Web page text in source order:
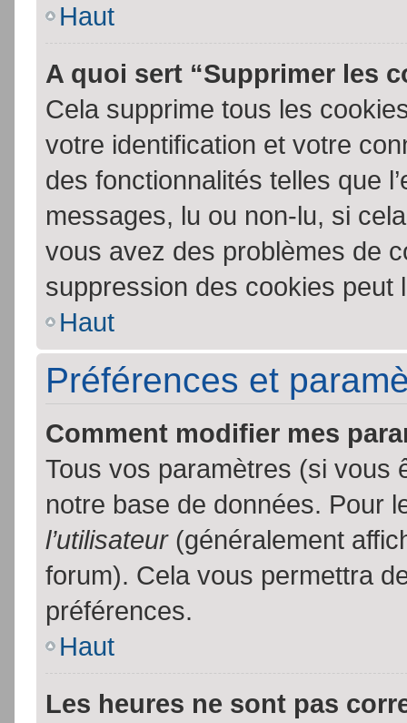
Haut
A quoi sert “Supprimer les
Cela supprime tous les
votre identification et votre
des fonctionnalités telles que
messages, lu ou non-lu, si
vous avez des problèmes de
suppression des cookies peut
Haut
Préférences et
Comment modifier mes
Tous vos paramètres (si vous
notre base de données. Pour
l’utilisateur(généralement
forum). Cela vous permettra
préférences.
Haut
Les heures ne sont pas